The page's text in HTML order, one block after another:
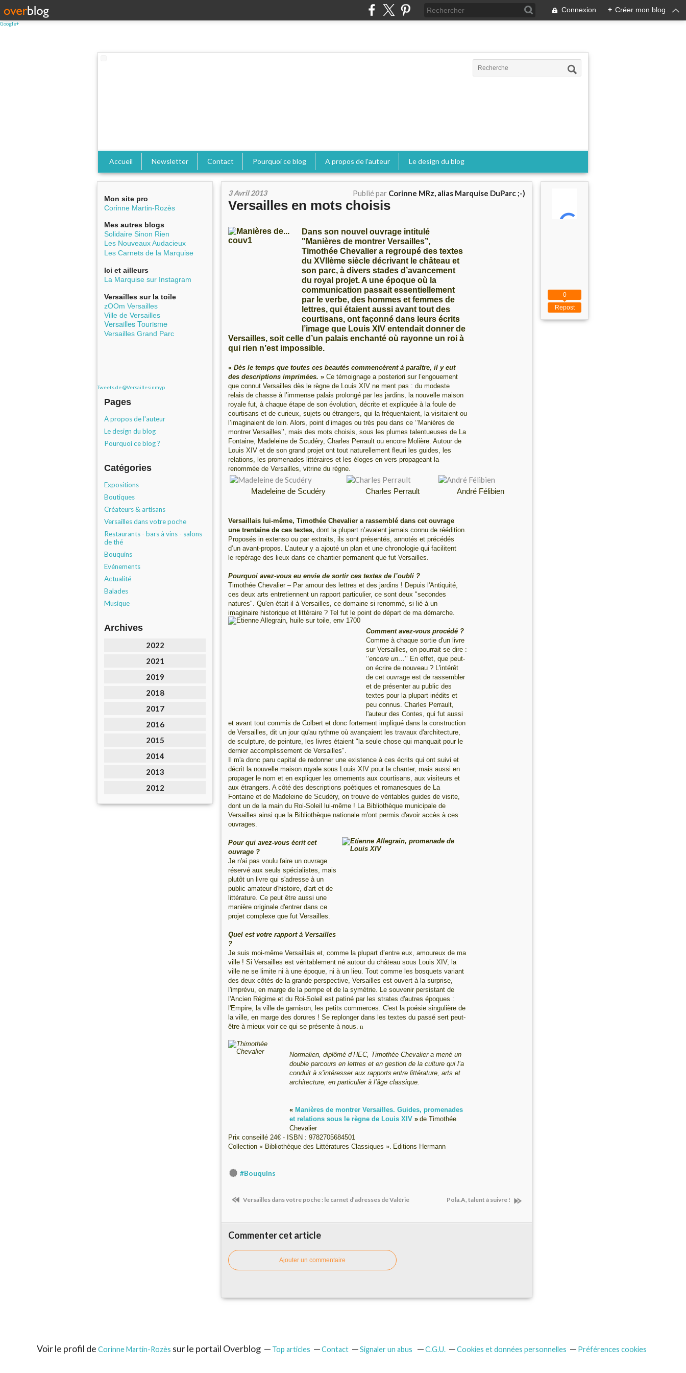
Google+
Connexion + Créer mon blog
Accueil Newsletter Contact Pourquoi ce blog A propos de l'auteur Le design du blog
Mon site pro
Corinne Martin-Rozès
Mes autres blogs
Solidaire Sinon Rien
Les Nouveaux Audacieux
Les Carnets de la Marquise
Ici et ailleurs
La Marquise sur Instagram
Versailles sur la toile
zOOm Versailles
Ville de Versailles
Versailles Tourisme
Versailles Grand Parc
Tweets de @Versaillesinmyp
Pages
A propos de l'auteur
Le design du blog
Pourquoi ce blog ?
Catégories
Expositions
Boutiques
Créateurs & artisans
Versailles dans votre poche
Restaurants - bars à vins - salons
de thé
Bouquins
Evénements
Actualité
Balades
Musique
Archives
2022
2021
2019
2018
2017
2016
2015
2014
2013
2012
3 Avril 2013 Publié par Corinne MRz, alias Marquise DuParc ;-)
Versailles en mots choisis
Dans son nouvel ouvrage intitulé
"Manières de montrer Versailles’’,
Timothée Chevalier a regroupé des textes
du XVIIème siècle décrivant le château et
son parc, à divers stades d’avancement
du royal projet. A une époque où la
communication passait essentiellement
par le verbe, des hommes et femmes de
lettres, qui étaient aussi avant tout des
courtisans, ont façonné dans leurs écrits
l’image que Louis XIV entendait donner de
Versailles, soit celle d’un palais enchanté où rayonne un roi à
qui rien n’est impossible.
« Dès le temps que toutes ces beautés commencèrent à paraître, il y eut
des descriptions imprimées. » Ce témoignage a posteriori sur l’engouement
que connut Versailles dès le règne de Louis XIV ne ment pas : du modeste
relais de chasse à l’immense palais prolongé par les jardins, la nouvelle maison
royale fut, à chaque étape de son évolution, décrite et expliquée à la foule de
courtisans et de curieux, sujets ou étrangers, qui la fréquentaient, la visitaient ou
l’imaginaient de loin. Alors, point d’images ou très peu dans ce ‘’Manières de
montrer Versailles’’, mais des mots choisis, sous les plumes talentueuses de La
Fontaine, Madeleine de Scudéry, Charles Perrault ou encore Molière. Autour de
Louis XIV et de son grand projet ont tout naturellement fleuri les guides, les
relations, les promenades littéraires et les éloges en vers propageant la
renommée de Versailles, vitrine du règne.
Madeleine de Scudéry Charles Perrault André Félibien
Versaillais lui-même, Timothée Chevalier a rassemblé dans cet ouvrage
une trentaine de ces textes, dont la plupart n’avaient jamais connu de réédition.
Proposés in extenso ou par extraits, ils sont présentés, annotés et précédés
d’un avant-propos. L’auteur y a ajouté un plan et une chronologie qui facilitent
le repérage des lieux dans ce chantier permanent que fut Versailles.
Pourquoi avez-vous eu envie de sortir ces textes de l’oubli ?
Timothée Chevalier – Par amour des lettres et des jardins ! Depuis l'Antiquité,
ces deux arts entretiennent un rapport particulier, ce sont deux "secondes
natures". Qu'en était-il à Versailles, ce domaine si renommé, si lié à un
imaginaire historique et littéraire ? Tel fut le point de départ de ma démarche.
Comment avez-vous procédé ?
Comme à chaque sortie d'un livre
sur Versailles, on pourrait se dire :
‘’encore un…’’ En effet, que peut-
on écrire de nouveau ? L'intérêt
de cet ouvrage est de rassembler
et de présenter au public des
textes pour la plupart inédits et
peu connus. Charles Perrault,
l'auteur des Contes, qui fut aussi
et avant tout commis de Colbert et donc fortement impliqué dans la construction
de Versailles, dit un jour qu'au rythme où avançaient les travaux d'architecture,
de sculpture, de peinture, les livres étaient "la seule chose qui manquait pour le
dernier accomplissement de Versailles".
Il m'a donc paru capital de redonner une existence à ces écrits qui ont suivi et
décrit la nouvelle maison royale sous Louis XIV pour la chanter, mais aussi en
propager le nom et en expliquer les ornements aux courtisans, aux visiteurs et
aux étrangers. A côté des descriptions poétiques et romanesques de La
Fontaine et de Madeleine de Scudéry, on trouve de véritables guides de visite,
dont un de la main du Roi-Soleil lui-même ! La Bibliothèque municipale de
Versailles ainsi que la Bibliothèque nationale m'ont permis d'avoir accès à ces
ouvrages.
Pour qui avez-vous écrit cet
ouvrage ?
Je n'ai pas voulu faire un ouvrage
réservé aux seuls spécialistes, mais
plutôt un livre qui s'adresse à un
public amateur d'histoire, d'art et de
littérature. Ce peut être aussi une
manière originale d'entrer dans ce
projet complexe que fut Versailles.
Quel est votre rapport à Versailles
?
Je suis moi-même Versaillais et, comme la plupart d’entre eux, amoureux de ma
ville ! Si Versailles est véritablement né autour du château sous Louis XIV, la
ville ne se limite ni à une époque, ni à un lieu. Tout comme les bosquets variant
des deux côtés de la grande perspective, Versailles est ouvert à la surprise,
l'imprévu, en marge de la pompe et de la symétrie. Le souvenir persistant de
l'Ancien Régime et du Roi-Soleil est patiné par les strates d'autres époques :
l'Empire, la ville de garnison, les petits commerces. C'est la poésie singulière de
la ville, en marge des dorures ! Se replonger dans les textes du passé sert peut-
être à mieux voir ce qui se présente à nous. n
Normalien, diplômé d’HEC, Timothée Chevalier a mené un
double parcours en lettres et en gestion de la culture qui l’a
conduit à s’intéresser aux rapports entre littérature, arts et
architecture, en particulier à l’âge classique.
« Manières de montrer Versailles. Guides, promenades
et relations sous le règne de Louis XIV » de Timothée
Chevalier
Prix conseillé 24€ - ISBN : 9782705684501
Collection « Bibliothèque des Littératures Classiques ». Editions Hermann
#Bouquins
Versailles dans votre poche : le carnet d’adresses de Valérie Pola.A, talent à suivre !
Commenter cet article
Ajouter un commentaire
Repost
0
Voir le profil de Corinne Martin-Rozès sur le portail Overblog Top articles Contact Signaler un abus C.G.U. Cookies et données personnelles Préférences cookies